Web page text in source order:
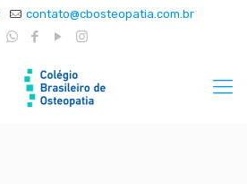
contato@cbosteopatia.com.br